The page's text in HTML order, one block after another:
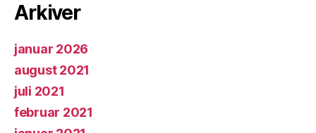
Arkiver
januar 2026
august 2021
juli 2021
februar 2021